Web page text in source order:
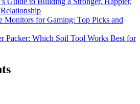
Monitors for Gaming: Top Picks and
Packer: Which Soil Tool Works Best for